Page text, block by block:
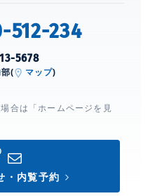
512-234
5678
部( マップ)
合は「ホームページを見
・内覧予約